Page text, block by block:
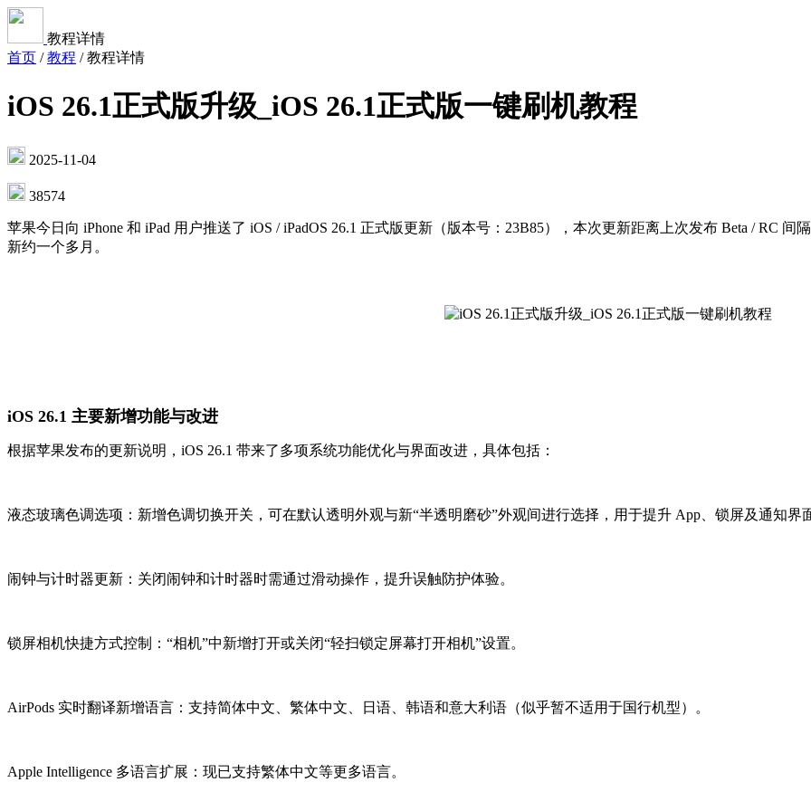
教程详情
首页 / 教程 / 教程详情
iOS 26.1正式版升级_iOS 26.1正式版一键刷机教程
2025-11-04
38574
苹果今日向 iPhone 和 iPad 用户推送了 iOS / iPadOS 26.1 正式版更新（版本号：23B85），本次更新距离上次发布 Beta / RC
新约一个多月。
iOS 26.1 主要新增功能与改进
根据苹果发布的更新说明，iOS 26.1 带来了多项系统功能优化与界面改进，具体包括：
液态玻璃色调选项：新增色调切换开关，可在默认透明外观与新“半透明磨砂”外观间进行选择，用于提升 App、锁屏及通知界
闹钟与计时器更新：关闭闹钟和计时器时需通过滑动操作，提升误触防护体验。
锁屏相机快捷方式控制：“相机”中新增打开或关闭“轻扫锁定屏幕打开相机”设置。
AirPods 实时翻译新增语言：支持简体中文、繁体中文、日语、韩语和意大利语（似乎暂不适用于国行机型）。
Apple Intelligence 多语言扩展：现已支持繁体中文等更多语言。